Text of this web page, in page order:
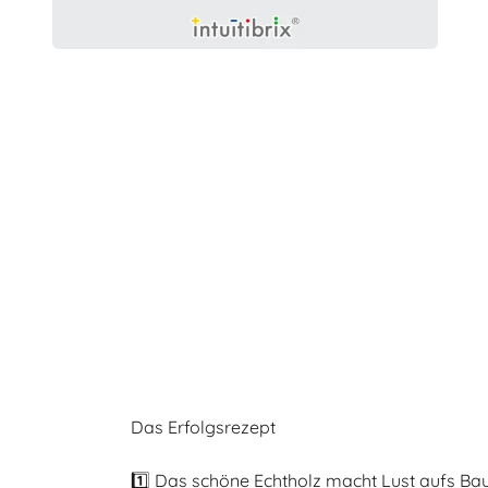
Das Erfolgsrezept
1️⃣ Das schöne Echtholz macht Lust aufs